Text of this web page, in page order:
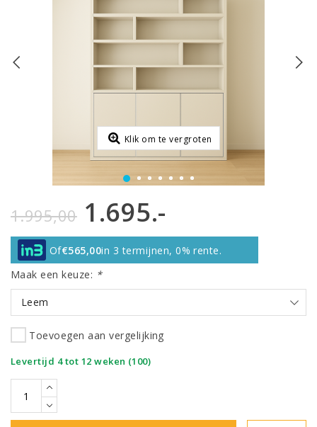
Klik om te vergroten
1.995,00 1.695.-
Of€565,00in 3 termijnen, 0% rente.
Maak een keuze: *
Leem
Toevoegen aan vergelijking
Levertijd 4 tot 12 weken (100)